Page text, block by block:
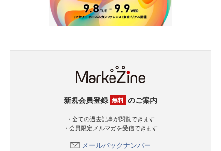
新規会員登録 無料 のご案内
・全ての過去記事が閲覧できます
・会員限定メルマガを受信できます
メールバックナンバー